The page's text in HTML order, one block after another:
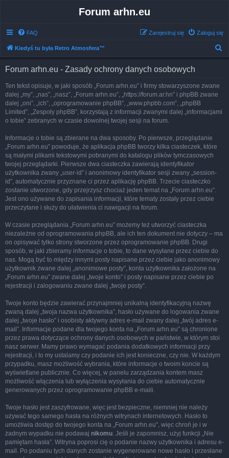
Forum arhn.eu
FAQ Zaloguj się
Zarejestruj się
Kiedyś tu była Retro Atmosfera™
Forum arhn.eu - Zasady ochrony danych osobowych
Ten tekst opisuje, w jaki sposób „Forum arhn.eu” i firmy stowarzyszone zwane
dalej „my”, „nas”, „nasz”, „Forum arhn.eu”, „https://forum.ar.hn” i phpBB zwane
dalej „oni”, „ich”, „oprogramowanie phpBB”, „www.phpbb.com”, „phpBB
Limited”, „Zespoły phpBB”, korzystają z informacji zwanymi dalej „informacjami
o tobie” zebranych w czasie dowolnej twojej sesji na forum.
Informacje o tobie są zbierane na dwa sposoby. Po pierwsze, przeglądanie
„Forum arhn.eu” powoduje, że aplikacja phpBB tworzy kilka ciasteczek, które
są małymi plikami tekstowymi pobranymi do katalogu plików tymczasowych
twojej przeglądarki. Pierwsze dwa ciasteczka zawierają identyfikator
użytkownika zwany „user-id” i anonimowy identyfikator sesji zwany „session-
id”, automatycznie przyznane ci przez aplikację phpBB. Trzecie ciasteczko
zostanie utworzone, gdy przejrzysz chociaż jeden temat na „Forum arhn.eu”.
Jest ono używane do zapisania informacji, które tematy zostały przez ciebie
przeczytane i służy do ułatwienia ci nawigacji na forum.
W czasie przeglądania „Forum arhn.eu” możemy też utworzyć ciasteczka
niezależne od oprogramowania phpBB, ale ich ten dokument nie dotyczy – ma
on opisywać tylko strony stworzone przez oprogramowanie phpBB. Drugi
sposób, w jaki zbieramy informacje o tobie, to dane wysyłane przez ciebie do
nas. Mogą być to między innymi posty napisane przez ciebie jako anonimowy
użytkownik zwane dalej „anonimowe posty”, konta użytkownika założone na
„Forum arhn.eu” zwane dalej „twoje konto” i posty napisane przez ciebie po
rejestracji i zalogowaniu zwane dalej „twoje posty”.
Twoje konto będzie zawierać przynajmniej unikalną identyfikacyjną nazwę
zwaną dalej „twoja nazwa użytkownika”, hasło używane do logowania zwane
dalej „twoje hasło” i osobisty aktywny adres e-mail zwany dalej „twój adres e-
mail”. Informacje podane dla twojego konta na „Forum arhn.eu” są chronione
przez prawa dotyczące ochrony danych osobowych w państwie, w którym stoi
nasz serwer. Mamy prawo wymagać podania dodatkowych informacji przy
rejestracji, i to my ustalamy czy podanie ich jest konieczne, czy nie. W każdym
przypadku, masz możliwość wybrania, które informacje o twoim koncie są
wyświetlane publicznie. Co więcej, w panelu zarządzania kontem masz
możliwość włączenia lub wyłączenia wysyłania do ciebie automatycznie
generowanych przez oprogramowanie phpBB e-maili.
Twoje hasło jest zaszyfrowane, więc jest bezpieczne, niemniej nie należy
używać tego samego hasła na różnych witrynach internetowych. Hasło to
umożliwia dostęp do twojego konta na „Forum arhn.eu”, więc chroń je i w
żadnym wypadku nie podawaj nikomu. Jeśli je zapomnisz, użyj funkcji „Nie
pamiętam hasła”. Witryna poprosi cię o podanie nazwy użytkownika i adresu e-
mail. Po podaniu tych danych zostanie wygenerowane nowe hasło i przesłane